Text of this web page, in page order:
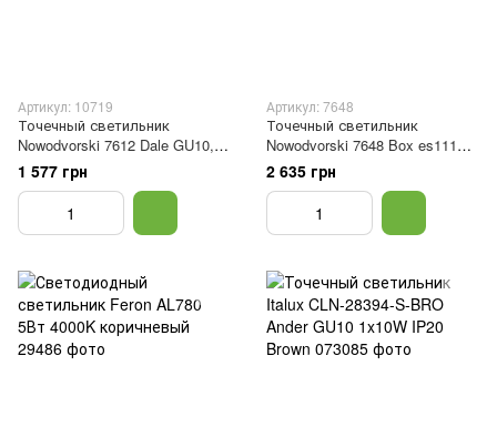
Артикул: 10719
Точечный светильник
Nowodvorski 7612 Dale GU10,
ES111 1x15W IP20
Коричневый
1 577 грн
Артикул: 7648
Точечный светильник
Nowodvorski 7648 Box es111
GU10, ES111 1x15W IP20
Коричневый
2 635 грн